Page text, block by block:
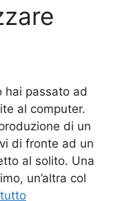
hai passato ad
al computer.
di un
di fronte ad un
al solito. Una
un’altra col